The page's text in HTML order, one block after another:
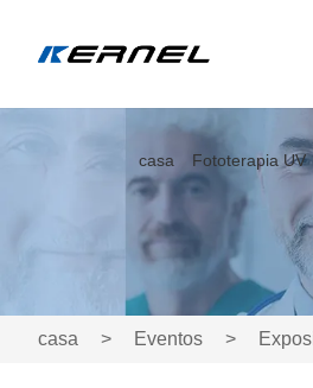
casa Fototerapia UV
casa > Eventos >